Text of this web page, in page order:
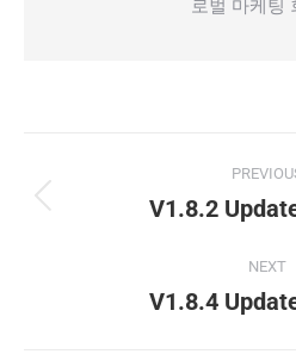
로벌 마케팅
navigation
V1.8.2
NEXT
V1.8.4